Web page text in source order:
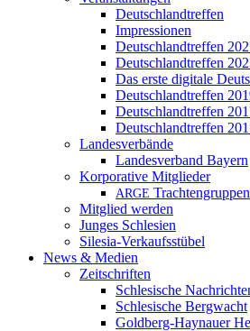
Deutschlandtreffen
Impressionen
Deutschlandtreffen
Deutschlandtreffen
Das erste digitale
Deutschlandtreffen
Deutschlandtreffen
Deutschlandtreffen
Landesverbände
Landesverband Bayern
Korporative Mitglieder
ARGE Trachtengruppen
Mitglied werden
Junges Schlesien
Silesia-Verkaufsstübel
News & Medien
Zeitschriften
Schlesische
Schlesische Bergwacht
Goldberg-Haynauer